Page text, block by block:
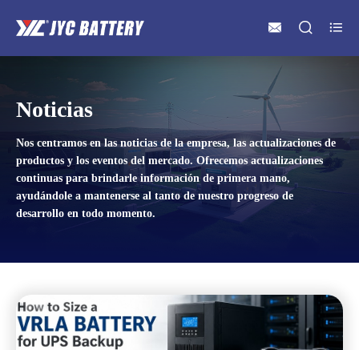
  
Noticias
Nos centramos en las noticias de la empresa, las actualizaciones de
productos y los eventos del mercado. Ofrecemos actualizaciones
continuas para brindarle información de primera mano,
ayudándole a mantenerse al tanto de nuestro progreso de
desarrollo en todo momento.